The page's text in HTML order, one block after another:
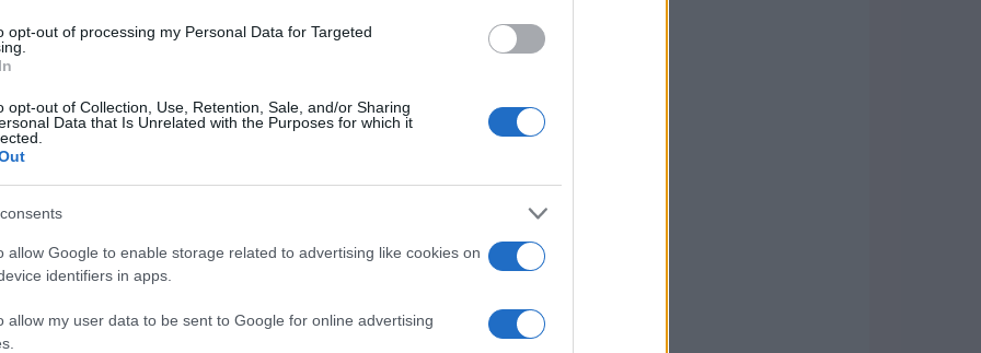
opt-out of processing my Personal Data for Targeted
opt-out of Collection, Use, Retention, Sale, and/or Sharing
Data that Is Unrelated with the Purposes for which it
allow Google to enable storage related to advertising like cookies on
identifiers in apps.
allow my user data to be sent to Google for online advertising
possono aggiungere un tocco di
di abbinare una minigonna di
contrasto tra il glamour delle paillettes e la
E perché non completare il tutto con
ma stiloso che non passerà inosservato. E
elenco ti sorprenderà! ✨
La minigonna di paillettes può
a combinarla con una camicia in lino